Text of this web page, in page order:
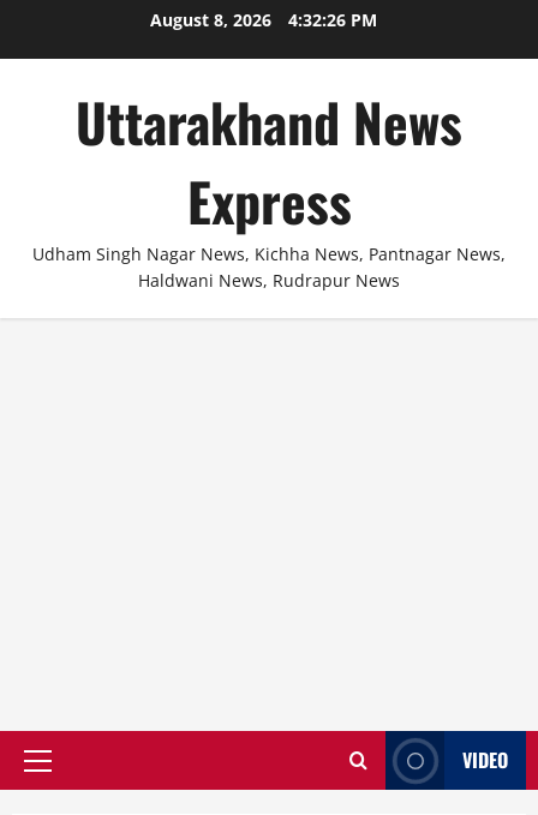
August 8, 2026 4:32:26 PM
Uttarakhand News
Express
Udham Singh Nagar News, Kichha News, Pantnagar News,
Haldwani News, Rudrapur News
Primary
VIDEO